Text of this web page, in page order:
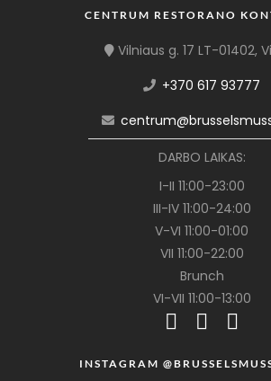
CENTRUM RESTORANO
Vilniaus g. 17 LT-01402,
+370 617 93777
DARBO LAIKAS:
I-II 11:00-23:00
III-IV 11:00-24:00
V-VI 11:00-01:00
VII 11:00-22:00
Brunch
VI-VII 11:00-13:00
INSTAGRAM